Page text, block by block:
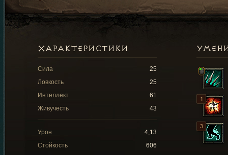
ХАРАКТЕРИСТИКИ
Сила
25
Ловкость
25
Интеллект
61
Живучесть
43
Урон
4,13
Стойкость
606